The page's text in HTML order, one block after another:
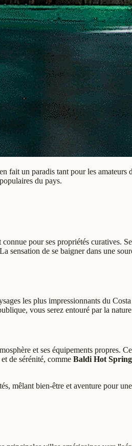
fait un paradis tant pour les
du pays.
pour ses propriétés curatives.
sensation de se baigner dans une
les plus impressionnants du
vous serez entouré par la nature
et ses équipements propres.
de sérénité, comme Baldi Hot
mêlant bien-être et aventure pour